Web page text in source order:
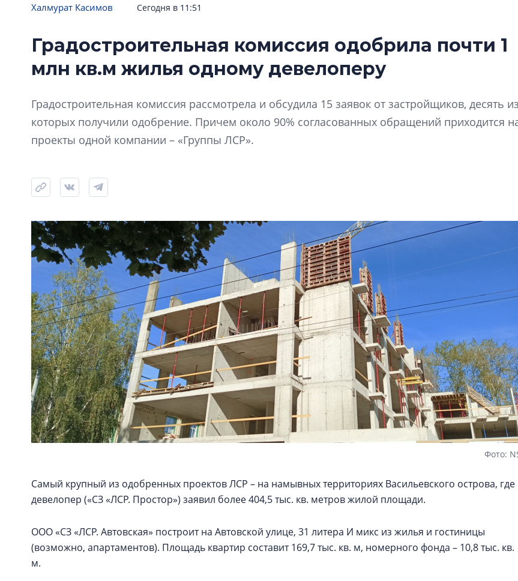
Халмурат Касимов Сегодня в 11:51
Градостроительная комиссия одобрила почти 1
млн кв.м жилья одному девелоперу
Градостроительная комиссия рассмотрела и обсудила 15 заявок от застройщиков, десять из
которых получили одобрение. Причем около 90% согласованных обращений приходится
проекты одной компании – «Группы ЛСР».
Фото:
Самый крупный из одобренных проектов ЛСР – на намывных территориях Васильевского острова, где
девелопер («СЗ «ЛСР. Простор») заявил более 404,5 тыс. кв. метров жилой площади.
ООО «СЗ «ЛСР. Автовская» построит на Автовской улице, 31 литера И микс из жилья и гостиницы
(возможно, апартаментов). Площадь квартир составит 169,7 тыс. кв. м, номерного фонда – 10,8 тыс. кв.
м.
Разрыв цен
Разрыв цен
рынка? Своим
Валентина
Альшаева,